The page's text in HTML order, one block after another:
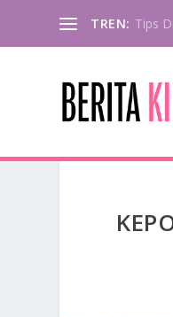
TREN: Tips